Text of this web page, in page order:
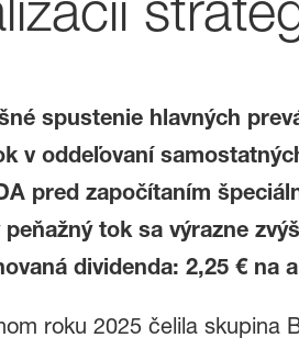
spustenie hlavných
v oddeľovaní
pred započítaním
peňažný tok sa výrazne
dividenda: 2,25 € na
roku 2025 čelila skupina